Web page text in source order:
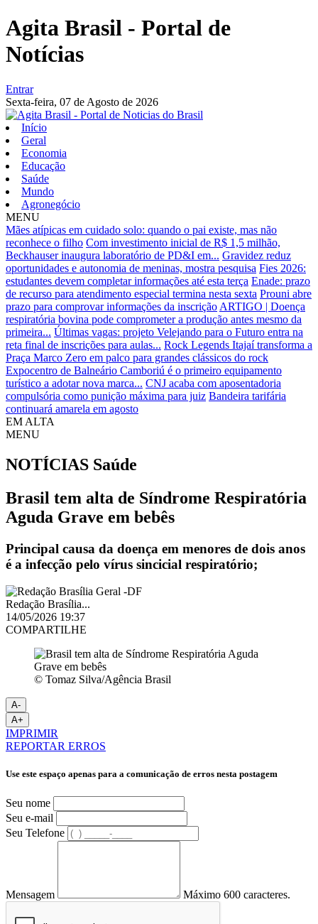
Agita Brasil - Portal de
Notícias
Entrar
Sexta-feira, 07 de Agosto de 2026
Início
Geral
Economia
Educação
Saúde
Mundo
Agronegócio
MENU
Mães atípicas em cuidado solo: quando o pai existe, mas não
reconhece o filho Com investimento inicial de R$ 1,5 milhão,
Beckhauser inaugura laboratório de PD&I em... Gravidez reduz
oportunidades e autonomia de meninas, mostra pesquisa Fies 2026:
estudantes devem completar informações até esta terça Enade: prazo
de recurso para atendimento especial termina nesta sexta Prouni abre
prazo para comprovar informações da inscrição ARTIGO | Doença
respiratória bovina pode comprometer a produção antes mesmo da
primeira... Últimas vagas: projeto Velejando para o Futuro entra na
reta final de inscrições para aulas... Rock Legends Itajaí transforma a
Praça Marco Zero em palco para grandes clássicos do rock
Expocentro de Balneário Camboriú é o primeiro equipamento
turístico a adotar nova marca... CNJ acaba com aposentadoria
compulsória como punição máxima para juiz Bandeira tarifária
continuará amarela em agosto
EM ALTA
MENU
NOTÍCIAS Saúde
Brasil tem alta de Síndrome Respiratória
Aguda Grave em bebês
Principal causa da doença em menores de dois anos
é a infecção pelo vírus sincicial respiratório;
Redação Brasília...
14/05/2026 19:37
COMPARTILHE
© Tomaz Silva/Agência Brasil
A-
A+
IMPRIMIR
REPORTAR ERROS
Use este espaço apenas para a comunicação de erros nesta postagem
Seu nome
Seu e-mail
Seu Telefone
Mensagem Máximo 600 caracteres.